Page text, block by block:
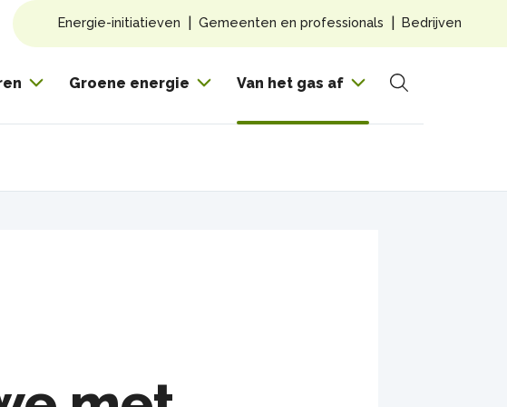
Groene energie Van het gas af
Zoeken
Top
Energie-initiatieven Gemeenten en professionals Bedrijven